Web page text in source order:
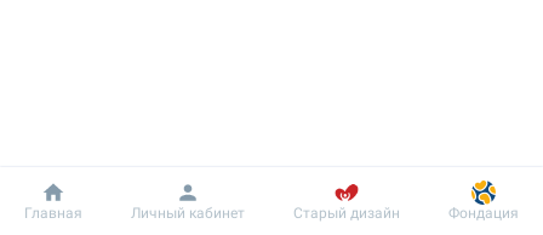
Добробут Информация Пациенту
Главная Личный кабинет Старый дизайн Фондация